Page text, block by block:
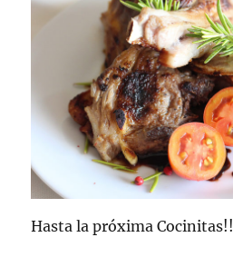
Hasta la próxima Cocinitas!!